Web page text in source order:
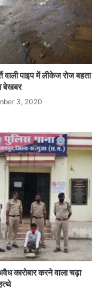
वाली पाइप में लीकेज रोज बहता
बेखबर
3, 2020
कारोबार करने वाला चढ़ा